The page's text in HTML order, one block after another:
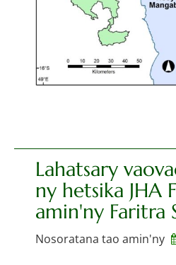
Lahatsary
ny hetsika JHA
amin'ny Faritra
Nosoratana tao amin'ny